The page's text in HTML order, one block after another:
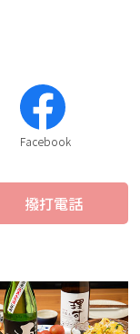
Facebook
撥打電話